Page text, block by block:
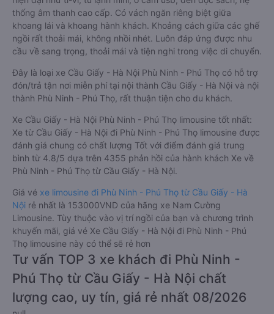
các ghế bọc da chuẩn Châu Âu, không chỉ êm ái cho chuyến
hành trình xa, mà còn mát mẻ và không hề bị hầm bí như các
ghế bọc da bình thường. Kèm theo các ghế có nhiều tiện nghi
hiện đại như ti-vi, tủ lạnh mini, ổ cắm usb, đèn đọc sách, hệ
thống âm thanh cao cấp. Có vách ngăn riêng biệt giữa
khoang lái và khoang hành khách. Khoảng cách giữa các ghế
ngồi rất thoải mái, không nhồi nhét. Luôn đáp ứng được nhu
cầu về sang trọng, thoải mái và tiện nghi trong việc di chuyển.
Đây là loại xe Cầu Giấy - Hà Nội Phù Ninh - Phú Thọ có hỗ trợ
đón/trả tận nơi miễn phí tại nội thành Cầu Giấy - Hà Nội và nội
thành Phù Ninh - Phú Thọ, rất thuận tiện cho du khách.
Xe Cầu Giấy - Hà Nội Phù Ninh - Phú Thọ limousine tốt nhất:
Xe từ Cầu Giấy - Hà Nội đi Phù Ninh - Phú Thọ limousine được
đánh giá chung có chất lượng Tốt với điểm đánh giá trung
bình từ 4.8/5 dựa trên 4355 phản hồi của hành khách Xe về
Phù Ninh - Phú Thọ từ Cầu Giấy - Hà Nội.
Giá vé xe limousine đi Phù Ninh - Phú Thọ từ Cầu Giấy - Hà
Nộirẻ nhất là 153000VND của hãng xe Nam Cường
Limousine. Tùy thuộc vào vị trí ngồi của bạn và chương trình
khuyến mãi, giá vé Xe Cầu Giấy - Hà Nội đi Phù Ninh - Phú
Thọ limousine này có thể sẽ rẻ hơn
Tư vấn TOP 3 xe khách đi Phù Ninh -